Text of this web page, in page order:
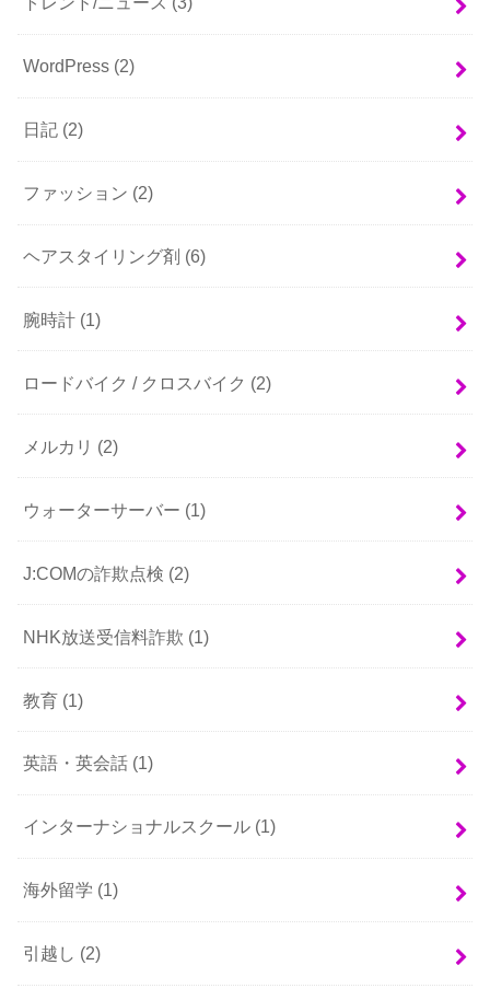
WordPress (2)
日記 (2)
ファッション (2)
ヘアスタイリング剤 (6)
腕時計 (1)
ロードバイク / クロスバイク (2)
メルカリ (2)
ウォーターサーバー (1)
J:COMの詐欺点検 (2)
NHK放送受信料詐欺 (1)
教育 (1)
英語・英会話 (1)
インターナショナルスクール (1)
海外留学 (1)
引越し (2)